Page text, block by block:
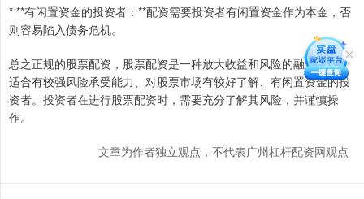
* **有闲置资金的投资者：**配资需要投资者有闲置资金作为本金，否
则容易陷入债务危机。
总之正规的股票配资，股票配资是一种放大收益和风险的融资方式，
适合有较强风险承受能力、对股票市场有较好了解、有闲置资金的投
资者。投资者在进行股票配资时，需要充分了解其风险，并谨慎操
作。
文章为作者独立观点，不代表广州杠杆配资网观点